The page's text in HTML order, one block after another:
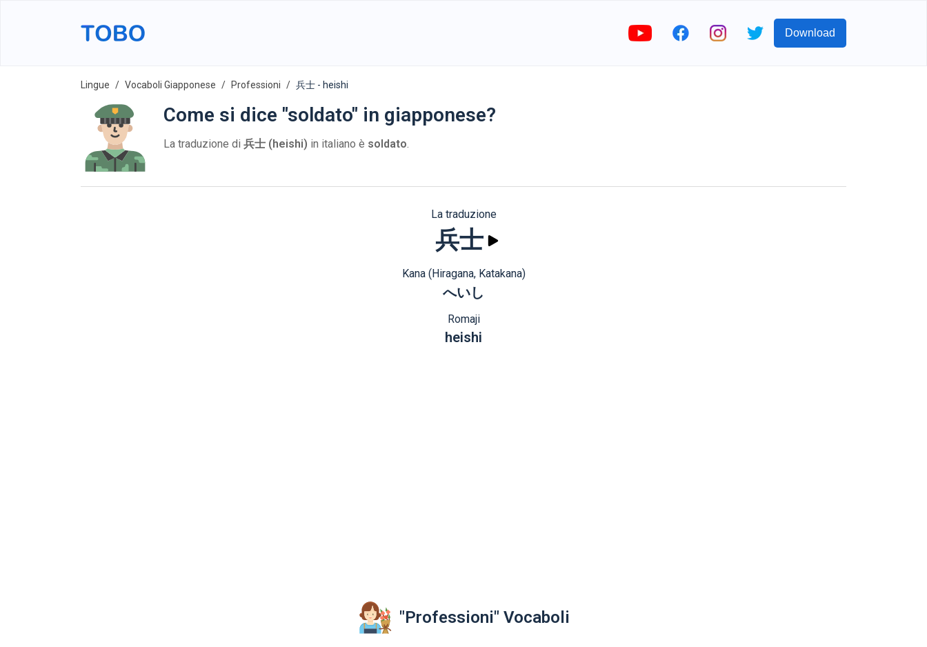
Download
Lingue Vocaboli Giapponese Professioni 兵士 - heishi
Come si dice "soldato" in giapponese?
La traduzione di 兵士 (heishi) in italiano è soldato.
La traduzione
兵士
Kana (Hiragana, Katakana)
へいし
Romaji
heishi
"Professioni" Vocaboli